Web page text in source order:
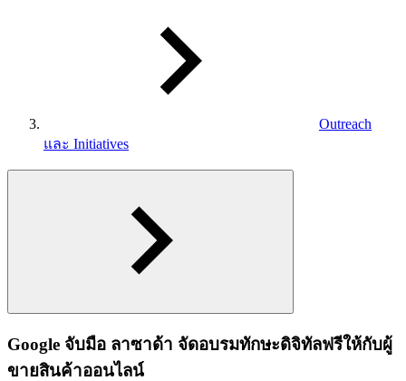
Outreach
และ Initiatives
Google จับมือ ลาซาด้า จัดอบรมทักษะดิจิทัลฟรีให้กับผู้
ขายสินค้าออนไลน์